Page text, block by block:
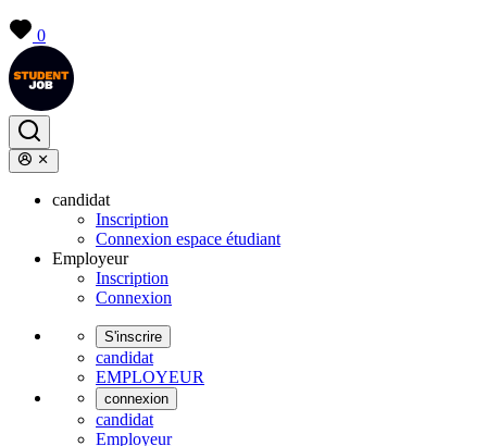
0
candidat
Inscription
Connexion espace étudiant
Employeur
Inscription
Connexion
S'inscrire
candidat
EMPLOYEUR
connexion
candidat
Employeur